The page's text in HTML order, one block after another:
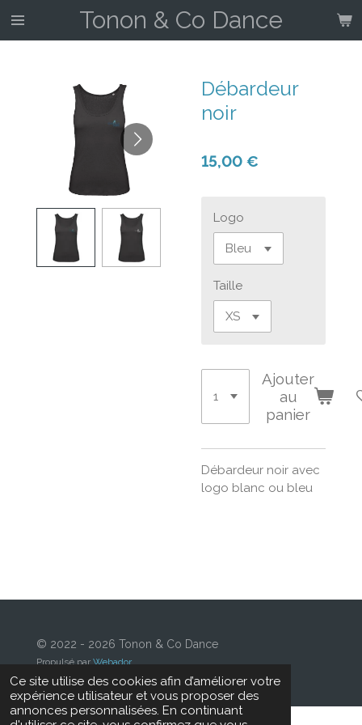
Ce site utilise des cookies afin d’améliorer votre
expérience utilisateur et vous proposer des
annonces personnalisées. En continuant
Passer
Tonon & Co Dance
Débardeur
noir
15,00 €
Logo
Taille
Ajouter
au
panier
Débardeur noir avec
logo blanc ou bleu
© 2022 - 2026 Tonon & Co Dance
Propulsé parWebador